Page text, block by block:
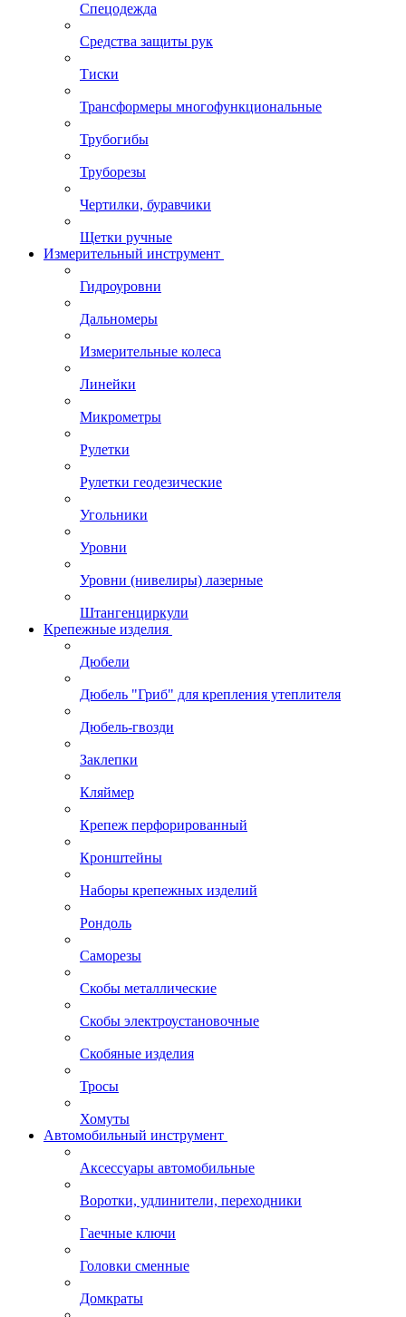
Спецодежда
Средства защиты рук
Тиски
Трансформеры многофункциональные
Трубогибы
Труборезы
Чертилки, буравчики
Щетки ручные
Измерительный инструмент
Гидроуровни
Дальномеры
Измерительные колеса
Линейки
Микрометры
Рулетки
Рулетки геодезические
Угольники
Уровни
Уровни (нивелиры) лазерные
Штангенциркули
Крепежные изделия
Дюбели
Дюбель "Гриб" для крепления утеплителя
Дюбель-гвозди
Заклепки
Кляймер
Крепеж перфорированный
Кронштейны
Наборы крепежных изделий
Рондоль
Саморезы
Скобы металлические
Скобы электроустановочные
Скобяные изделия
Тросы
Хомуты
Автомобильный инструмент
Аксессуары автомобильные
Воротки, удлинители, переходники
Гаечные ключи
Головки сменные
Домкраты